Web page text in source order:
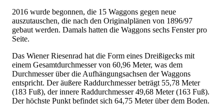
2016 wurde begonnen, die 15 Waggons gegen neue
auszutauschen, die nach den Originalplänen von 1896/97
gebaut werden. Damals hatten die Waggons sechs Fenster pro
Seite.
Das Wiener Riesenrad hat die Form eines Dreißigecks mit
einem Gesamtdurchmesser von 60,96 Meter, was dem
Durchmesser über die Aufhängungsachsen der Waggons
entspricht. Der äußere Raddurchmesser beträgt 55,78 Meter
(183 Fuß), der innere Raddurchmesser 49,68 Meter (163 Fuß).
Der höchste Punkt befindet sich 64,75 Meter über dem Boden.